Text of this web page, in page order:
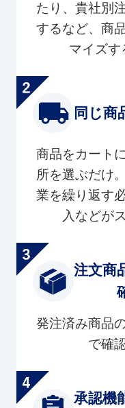
たり、貴社別
するなど、商
マイズす
同じ商
商品をカート
所を選ぶだけ
業を繰り返す
入などが
注文商
発注済み商品
で確
承認機